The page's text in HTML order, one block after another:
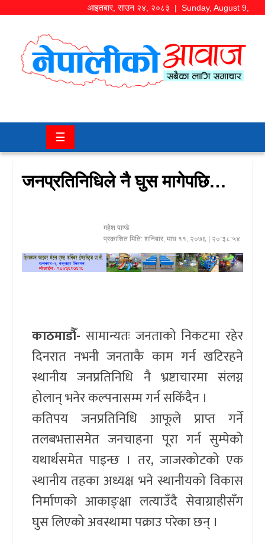
आइतबार, साउन २४, २०८३ | Sunday, August 9,
समाज/
चितवन
मनोरञ्जन
शिक्षा/
प्रवास/
स्वास्थ्य/
रोचक
☰
जनप्रतिनिधिले नै घुस मागेपछि…
महेश पाण्डे
प्रकाशित मिति: शनिबार, माघ ११, २०७६ | २०:३८:५४
काठमाडौँ- सामान्यतः जनताको निकटमा रहेर
दिनरात नभनी जनताकै काम गर्न खटिरहने
स्थानीय जनप्रतिनिधि नै भ्रष्टाचारमा संलग्न
होलान् भनेर कल्पनासम्म गर्न सकिँदैन ।
कतिपय जनप्रतिनिधि आफूले प्राप्त गर्ने
तलबभत्तासमेत जनचाहना पूरा गर्न सुम्पेको
यथार्थसमेत पाइन्छ । तर, जाजरकोटको एक
स्थानीय तहका अध्यक्ष भने स्थानीयको विकास
निर्माणको आकाङ्क्षा लत्याउँदै सेवाग्राहीसँग
घुस लिएको अवस्थामा पक्राउ परेका छन् ।